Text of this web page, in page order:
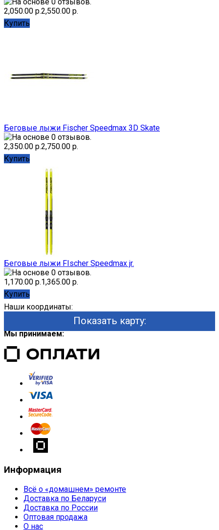
2,050.00 р.2,550.00 р.
Купить
Беговые лыжи Fischer Speedmax 3D Skate
2,350.00 р.2,750.00 р.
Купить
Беговые лыжи FIscher Speedmax jr.
1,170.00 р.1,365.00 р.
Купить
Наши координаты:
Показать карту:
Мы принимаем:
Информация
Всё о «домашнем» ремонте
Доставка по Беларуси
Доставка по России
Оптовая продажа
О нас